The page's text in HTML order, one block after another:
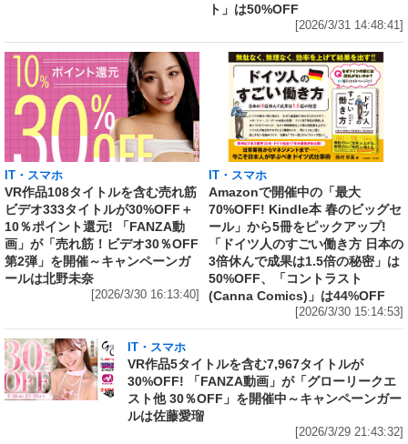
ト」は50%OFF
[2026/3/31 14:48:41]
IT・スマホ
VR作品108タイトルを含む売れ筋
ビデオ333タイトルが30%OFF＋
10％ポイント還元! 「FANZA動
画」が「売れ筋！ビデオ30％OFF
第2弾」を開催～キャンペーンガ
ールは北野未奈
[2026/3/30 16:13:40]
IT・スマホ
Amazonで開催中の「最大
70%OFF! Kindle本 春のビッグセ
ール」から5冊をピックアップ!
「ドイツ人のすごい働き方 日本の
3倍休んで成果は1.5倍の秘密」は
50%OFF、「コントラスト
(Canna Comics)」は44%OFF
[2026/3/30 15:14:53]
IT・スマホ
VR作品5タイトルを含む7,967タイトルが
30%OFF! 「FANZA動画」が「グローリークエ
スト他 30％OFF」を開催中～キャンペーンガー
ルは佐藤愛瑠
[2026/3/29 21:43:32]